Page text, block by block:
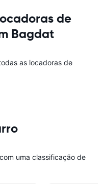
de
Bagdat
as locadoras de
uma classificação de